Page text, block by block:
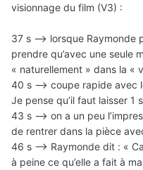
visionnage du film (V3) :
37 s —> lorsque Raymonde
prendre qu’avec une seule
« naturellement » dans la «
40 s —> coupe rapide avec
Je pense qu’il faut laisser 1
43 s —> on a un peu
de rentrer dans la pièce
46 s —> Raymonde dit : «
à peine ce qu’elle a fait à